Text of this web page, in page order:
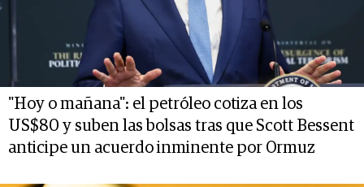
"Hoy o mañana": el petróleo cotiza en los
US$80 y suben las bolsas tras que Scott Bessent
anticipe un acuerdo inminente por Ormuz